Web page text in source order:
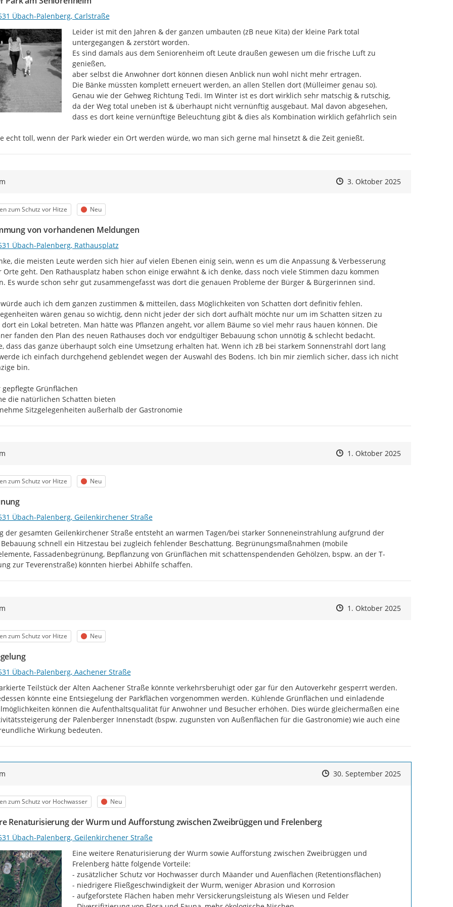
Übach-Palenberg, Carlstraße
Leider ist mit den Jahren & der ganzen umbauten (zB neue Kita) der kleine Park total
untergegangen & zerstört worden.
Es sind damals aus dem Seniorenheim oft Leute draußen gewesen um die frische Luft zu
genießen,
aber selbst die Anwohner dort können diesen Anblick nun wohl nicht mehr ertragen.
Die Bänke müssten komplett erneuert werden, an allen Stellen dort (Mülleimer genau so).
Genau wie der Gehweg Richtung Tedi. Im Winter ist es dort wirklich sehr matschig & rutschig,
da der Weg total uneben ist & überhaupt nicht vernünftig ausgebaut. Mal davon abgesehen,
dass es dort keine vernünftige Beleuchtung gibt & dies als Kombination wirklich gefährlich sein
echt toll, wenn der Park wieder ein Ort werden würde, wo man sich gerne mal hinsetzt & die Zeit genießt.
Zeitpunkt des Erstellens
Zeitpunkt des Erstellens
3. Oktober 2025Zur Äußerung
zum Schutz vor Hitze Status
Neu
von vorhandenen Meldungen
Übach-Palenberg, Rathausplatz
die meisten Leute werden sich hier auf vielen Ebenen einig sein, wenn es um die Anpassung & Verbesserung
Orte geht. Den Rathausplatz haben schon einige erwähnt & ich denke, dass noch viele Stimmen dazu kommen
Es wurde schon sehr gut zusammengefasst was dort die genauen Probleme der Bürger & Bürgerinnen sind.
auch ich dem ganzen zustimmen & mitteilen, dass Möglichkeiten von Schatten dort definitiv fehlen.
wären genau so wichtig, denn nicht jeder der sich dort aufhält möchte nur um im Schatten sitzen zu
dort ein Lokal betreten. Man hätte was Pflanzen angeht, vor allem Bäume so viel mehr raus hauen können. Die
fanden den Plan des neuen Rathauses doch vor endgültiger Bebauung schon unnötig & schlecht bedacht.
dass das ganze überhaupt solch eine Umsetzung erhalten hat. Wenn ich zB bei starkem Sonnenstrahl dort lang
ich einfach durchgehend geblendet wegen der Auswahl des Bodens. Ich bin mir ziemlich sicher, dass ich nicht
bin.
Grünflächen
die natürlichen Schatten bieten
Sitzgelegenheiten außerhalb der Gastronomie
Zeitpunkt des Erstellens
Zeitpunkt des Erstellens
1. Oktober 2025Zur Äußerung
zum Schutz vor Hitze Status
Neu
Übach-Palenberg, Geilenkirchener Straße
der gesamten Geilenkirchener Straße entsteht an warmen Tagen/bei starker Sonneneinstrahlung aufgrund der
schnell ein Hitzestau bei zugleich fehlender Beschattung. Begrünungsmaßnahmen (mobile
Fassadenbegrünung, Bepflanzung von Grünflächen mit schattenspendenden Gehölzen, bspw. an der T-
zur Teverenstraße) könnten hierbei Abhilfe schaffen.
Zeitpunkt des Erstellens
Zeitpunkt des Erstellens
1. Oktober 2025Zur Äußerung
zum Schutz vor Hitze Status
Neu
Übach-Palenberg, Aachener Straße
Teilstück der Alten Aachener Straße könnte verkehrsberuhigt oder gar für den Autoverkehr gesperrt werden.
könnte eine Entsiegelung der Parkflächen vorgenommen werden. Kühlende Grünflächen und einladende
können die Aufenthaltsqualität für Anwohner und Besucher erhöhen. Dies würde gleichermaßen eine
der Palenberger Innenstadt (bspw. zugunsten von Außenflächen für die Gastronomie) wie auch eine
Wirkung bedeuten.
Zeitpunkt des Erstellens
Zeitpunkt des Erstellens
30. September 2025Zur Äußerung
zum Schutz vor Hochwasser Status
Neu
Renaturisierung der Wurm und Aufforstung zwischen Zweibrüggen und Frelenberg
Übach-Palenberg, Geilenkirchener Straße
Eine weitere Renaturisierung der Wurm sowie Aufforstung zwischen Zweibrüggen und
Frelenberg hätte folgende Vorteile:
- zusätzlicher Schutz vor Hochwasser durch Mäander und Auenflächen (Retentionsflächen)
- niedrigere Fließgeschwindigkeit der Wurm, weniger Abrasion und Korrosion
- aufgeforstete Flächen haben mehr Versickerungsleistung als Wiesen und Felder